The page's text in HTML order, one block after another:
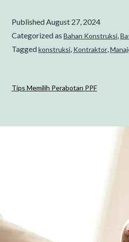
PublishedAugust 27, 2024
Categorized as Bahan Konstruksi,
Taggedkonstruksi, Kontraktor,
Tips Memilih Perabotan PPF